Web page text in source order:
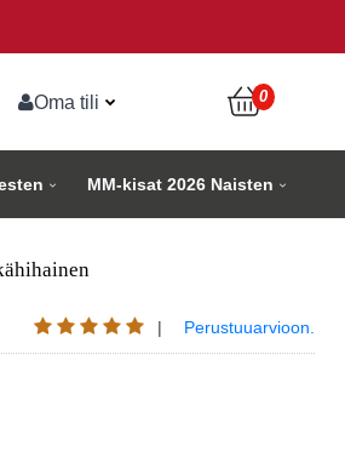
Oma tili 0
MM-kisat 2026 Naisten
| Perustuuarvioon.